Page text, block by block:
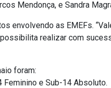
Mendonça, e Sandra
envolvendo as EMEFs.
realizar com
foram:
Feminino e Sub-14 Absoluto.